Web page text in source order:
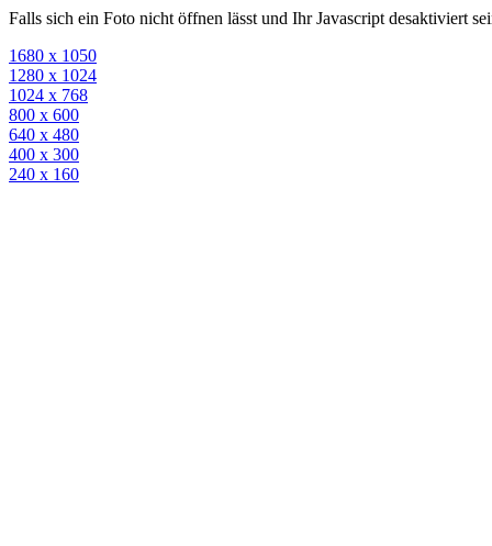
Falls sich ein Foto nicht öffnen lässt und Ihr Javascript desaktiviert
1680 x 1050
1280 x 1024
1024 x 768
800 x 600
640 x 480
400 x 300
240 x 160